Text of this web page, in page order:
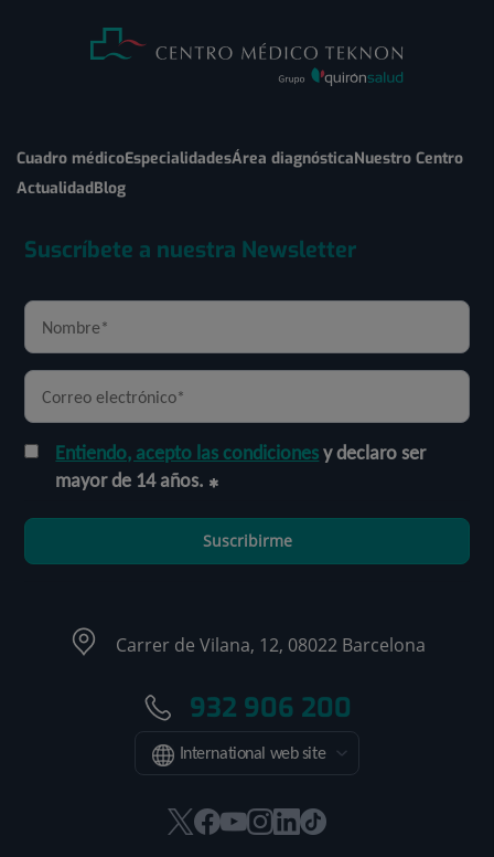
Cuadro médicoEspecialidadesÁrea diagnósticaNuestro Centro
ActualidadBlog
Suscríbete a nuestra Newsletter
Entiendo, acepto las condicionesy declaro ser
mayor de 14 años.
Suscribirme
Carrer de Vilana, 12, 08022 Barcelona
932 906 200
International web site
EsteEsteEsteEsteEsteEnlace